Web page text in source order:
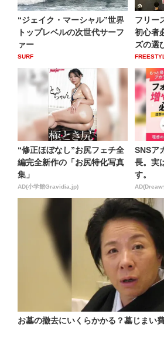
“ジェイク・マーシャル”世界
トップレベルの次世代サーフ
ァー
SURF
フリー
初心者
ズの選
“修正ほぼなし”お尻フェチ全
編完全新作の「お尻特化写真
集」
AD(小学館Gravidia.jp)
SNSア
長。実
す。
AD(Dreaw
お墓の撤去にいくらかかる？墓じまい